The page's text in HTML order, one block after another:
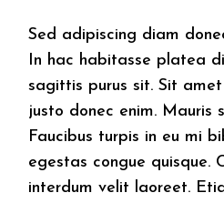
Sed adipiscing diam
In hac habitasse platea
sagittis purus sit. Sit
justo donec enim. Mauris
Faucibus turpis in eu mi
egestas congue quisque.
interdum velit laoreet.